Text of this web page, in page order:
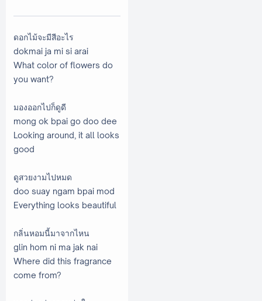
ดอกไม้จะมีสีอะไร
dokmai ja mi si arai
What color of flowers do
you want?
มองออกไปก็ดูดี
mong ok bpai go doo dee
Looking around, it all looks
good
ดูสวยงามไปหมด
doo suay ngam bpai mod
Everything looks beautiful
กลิ่นหอมนี้มาจากไหน
glin hom ni ma jak nai
Where did this fragrance
come from?